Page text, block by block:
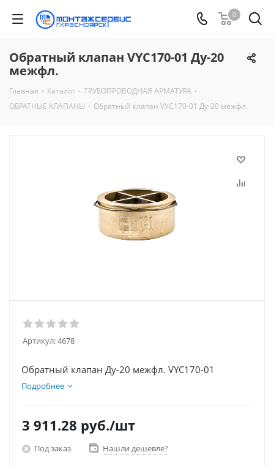
0
Обратный клапан VYC170-01 Ду-20
межфл.
Главная - Каталог - ТРУБОПРОВОДНАЯ АРМАТУРА -
ОБРАТНЫЕ КЛАПАНЫ - Обратный клапан VYC170-01 Ду-20 межфл.
Артикул:4678
Обратный клапан Ду-20 межфл. VYC170-01
Подробнее
3 911.28 руб./шт
Под заказ Нашли дешевле?